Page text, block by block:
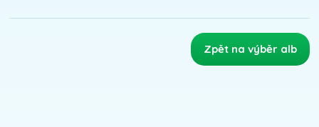
Zpět na výběr alb